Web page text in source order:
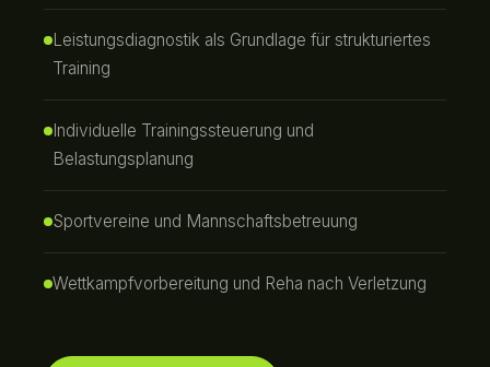
Leistungsdiagnostik als Grundlage für strukturiertes
Training
Individuelle Trainingssteuerung und
Belastungsplanung
Sportvereine und Mannschaftsbetreuung
Wettkampfvorbereitung und Reha nach Verletzung